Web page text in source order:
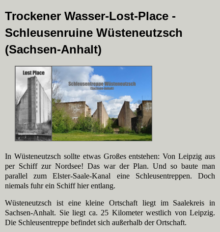
Trockener Wasser-Lost-Place -
Schleusenruine Wüsteneutzsch
(Sachsen-Anhalt)
In Wüsteneutzsch sollte etwas Großes entstehen: Von Leipzig aus
per Schiff zur Nordsee! Das war der Plan. Und so baute man
parallel zum Elster-Saale-Kanal eine Schleusentreppen. Doch
niemals fuhr ein Schiff hier entlang.
Wüsteneutzsch ist eine kleine Ortschaft liegt im Saalekreis in
Sachsen-Anhalt. Sie liegt ca. 25 Kilometer westlich von Leipzig.
Die Schleusentreppe befindet sich außerhalb der Ortschaft.